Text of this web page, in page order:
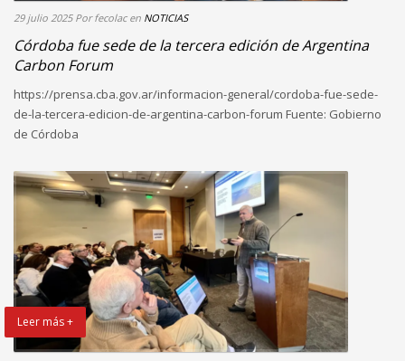
29 julio 2025 Por fecolac en NOTICIAS
Córdoba fue sede de la tercera edición de Argentina
Carbon Forum
https://prensa.cba.gov.ar/informacion-general/cordoba-fue-sede-
de-la-tercera-edicion-de-argentina-carbon-forum Fuente: Gobierno
de Córdoba
Leer más +